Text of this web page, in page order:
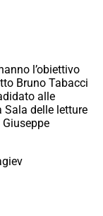
l’obiettivo
Bruno Tabacci
alle
Sala delle letture